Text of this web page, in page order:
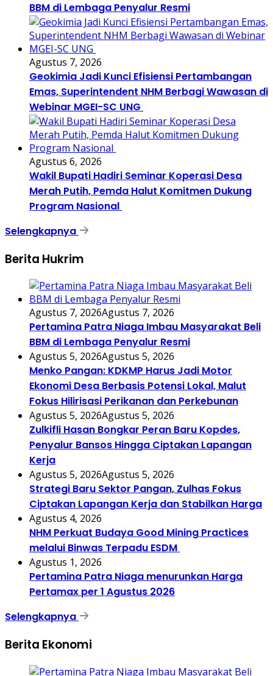
BBM di Lembaga Penyalur Resmi
Agustus 7, 2026
Geokimia Jadi Kunci Efisiensi Pertambangan
Emas, Superintendent NHM Berbagi Wawasan di
Webinar MGEI-SC UNG
Agustus 6, 2026
Wakil Bupati Hadiri Seminar Koperasi Desa
Merah Putih, Pemda Halut Komitmen Dukung
Program Nasional
Selengkapnya
Berita Hukrim
Agustus 7, 2026Agustus 7, 2026
Pertamina Patra Niaga Imbau Masyarakat Beli
BBM di Lembaga Penyalur Resmi
Agustus 5, 2026Agustus 5, 2026
Menko Pangan: KDKMP Harus Jadi Motor
Ekonomi Desa Berbasis Potensi Lokal, Malut
Fokus Hilirisasi Perikanan dan Perkebunan
Agustus 5, 2026Agustus 5, 2026
Zulkifli Hasan Bongkar Peran Baru Kopdes,
Penyalur Bansos Hingga Ciptakan Lapangan
Kerja
Agustus 5, 2026Agustus 5, 2026
Strategi Baru Sektor Pangan, Zulhas Fokus
Ciptakan Lapangan Kerja dan Stabilkan Harga
Agustus 4, 2026
NHM Perkuat Budaya Good Mining Practices
melalui Binwas Terpadu ESDM
Agustus 1, 2026
Pertamina Patra Niaga menurunkan Harga
Pertamax per 1 Agustus 2026
Selengkapnya
Berita Ekonomi